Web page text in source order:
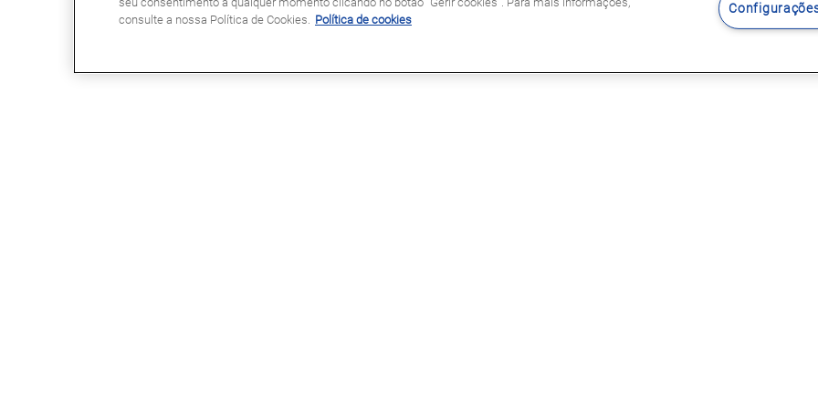
consulte a nossa Política de Cookies. Política de cookies